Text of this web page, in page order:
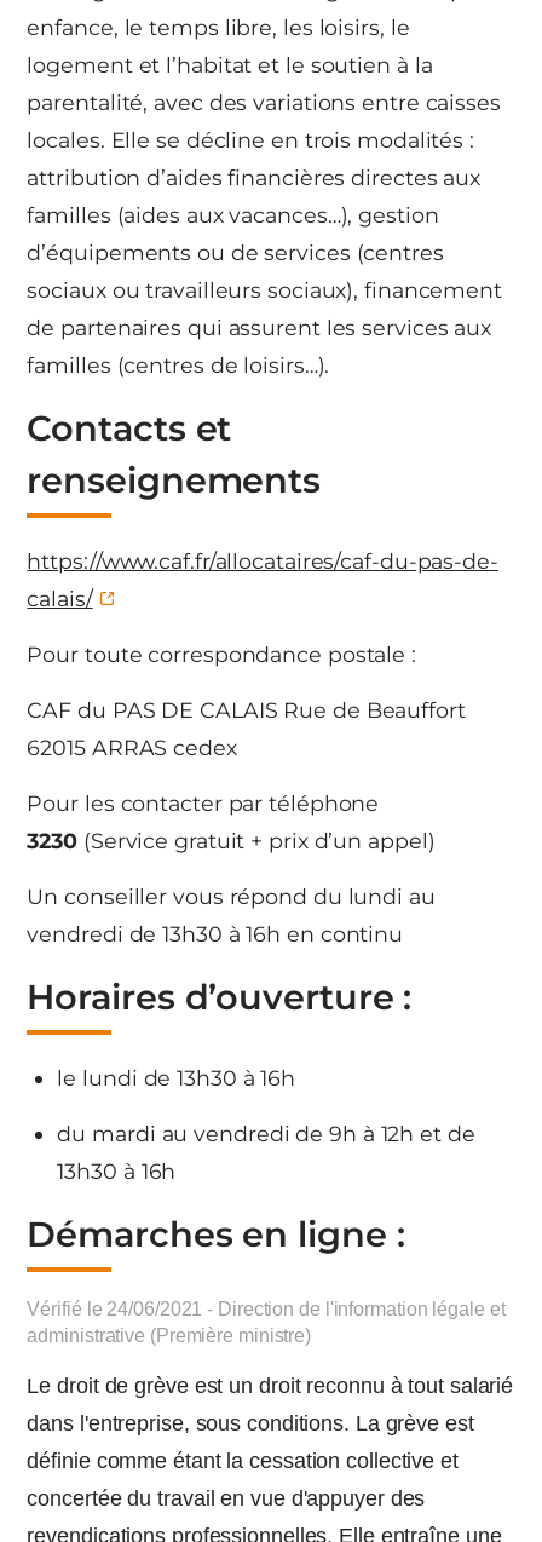
enfance, le temps libre, les loisirs, le
logement et l’habitat et le soutien à la
parentalité, avec des variations entre caisses
locales. Elle se décline en trois modalités :
attribution d’aides financières directes aux
familles (aides aux vacances…), gestion
d’équipements ou de services (centres
sociaux ou travailleurs sociaux), financement
de partenaires qui assurent les services aux
familles (centres de loisirs…).
Contacts et
renseignements
https://www.caf.fr/allocataires/caf-du-pas-de-
calais/
Pour toute correspondance postale :
CAF du PAS DE CALAIS Rue de Beauffort
62015 ARRAS cedex
Pour les contacter par téléphone
3230 (Service gratuit + prix d’un appel)
Un conseiller vous répond du lundi au
vendredi de 13h30 à 16h en continu
Horaires d’ouverture :
le lundi de 13h30 à 16h
du mardi au vendredi de 9h à 12h et de
13h30 à 16h
Démarches en ligne :
Vérifié le 24/06/2021 - Direction de l'information légale et
administrative (Première ministre)
Le droit de grève est un droit reconnu à tout salarié
dans l'entreprise, sous conditions. La grève est
définie comme étant la cessation collective et
concertée du travail en vue d'appuyer des
revendications professionnelles. Elle entraîne une